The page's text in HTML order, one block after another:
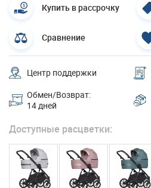
Купить в рассрочку
Сравнение
Центр поддержки
Обмен/Возврат:
14 дней
Доступные расцветки: